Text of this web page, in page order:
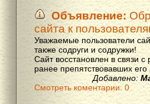
Объявление:
сайта к
Уважаемые пользователи
также содруги и содружки!
Сайт восстановлен в связи
ранее препятствовавших
Добавлено:
Смотреть коментарии: 0